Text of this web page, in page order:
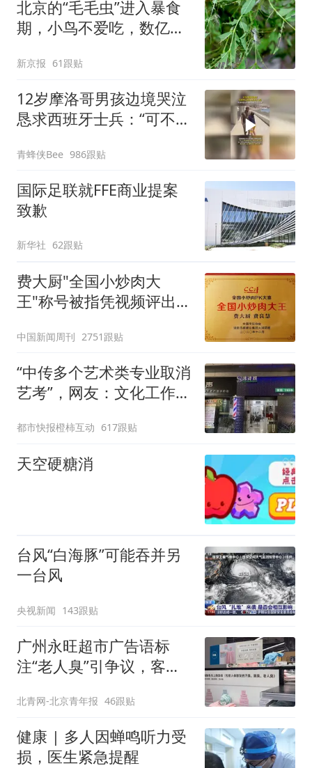
改签但没兑现
北京的“毛毛虫”进入暴食
期，小鸟不爱吃，数亿头
新京报 61跟贴
12岁摩洛哥男孩边境哭泣
恳求西班牙士兵：“可不可
青蜂侠Bee 986跟贴
国际足联就FFE商业提案
致歉
新华社 62跟贴
费大厨"全国小炒肉大
王"称号被指凭视频评出
中国新闻周刊 2751跟贴
“中传多个艺术类专业取消
艺考”，网友：文化工作者
含金量还在持续上升
都市快报橙柿互动 617跟贴
天空硬糖消
台风“白海豚”可能吞并另
一台风
央视新闻 143跟贴
广州永旺超市广告语标
注“老人臭”引争议，客服
北青网-北京青年报 46跟贴
健康 | 多人因蝉鸣听力受
损，医生紧急提醒